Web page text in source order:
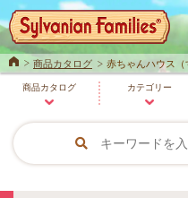
Home商品カタログ 赤ちゃんハウス（
カテゴリー
商品カタログ